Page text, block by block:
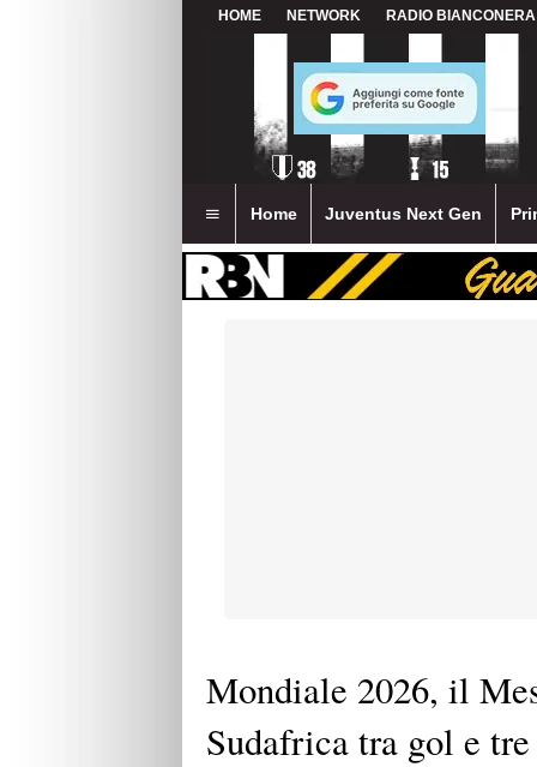
HOME NETWORK RADIO BIANCONERA
Home Juventus Next Gen
Mondiale 2026, il
Sudafrica tra gol e